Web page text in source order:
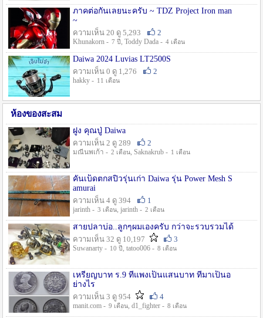
ภาคต่อกันเลยนะครับ ~ TDZ Project Iron man
~
ความเห็น 20 ดู 5,293
2
Khunakorn - 7 ปี , Toddy Dada - 4 เดือน
Daiwa 2024 Luvias LT2500S
ความเห็น 0 ดู 1,276
2
hakky - 11 เดือน
ห้องของสะสม
ฝูง คุณปู่ Daiwa
ความเห็น 2 ดู 289
2
มณีนพเก้า - 2 เดือน, Saknakrub - 1 เดือน
คันเบ็ดตกสปิ๋วรุ่นเก่า Daiwa รุ่น Power Mesh S
amurai
ความเห็น 4 ดู 394
1
jarinth - 3 เดือน, jarinth - 2 เดือน
สายปลาบ่อ..ลูกๆผมเองครับ กว่าจะรวบรวมได้
ความเห็น 32 ดู 10,197
3
Suwanarty - 10 ปี , tatoo006 - 8 เดือน
เหรียญบาท ร.9 ที่แพงเป็นแสนบาท ที่มาเป็นอ
ย่างไร
ความเห็น 3 ดู 954
4
manit.com - 9 เดือน, d1_fighter - 8 เดือน